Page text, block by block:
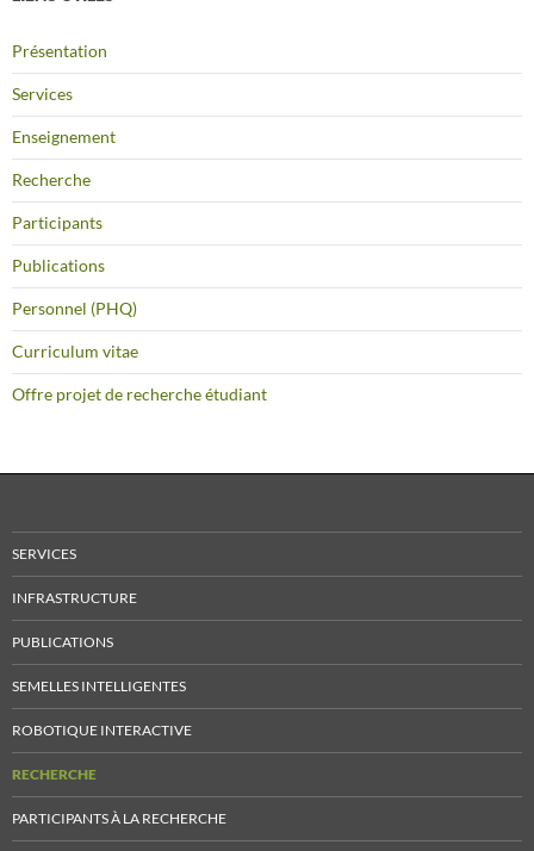
Présentation
Services
Enseignement
Recherche
Participants
Publications
Personnel (PHQ)
Curriculum vitae
Offre projet de recherche étudiant
SERVICES
INFRASTRUCTURE
PUBLICATIONS
SEMELLES INTELLIGENTES
ROBOTIQUE INTERACTIVE
RECHERCHE
PARTICIPANTS À LA RECHERCHE